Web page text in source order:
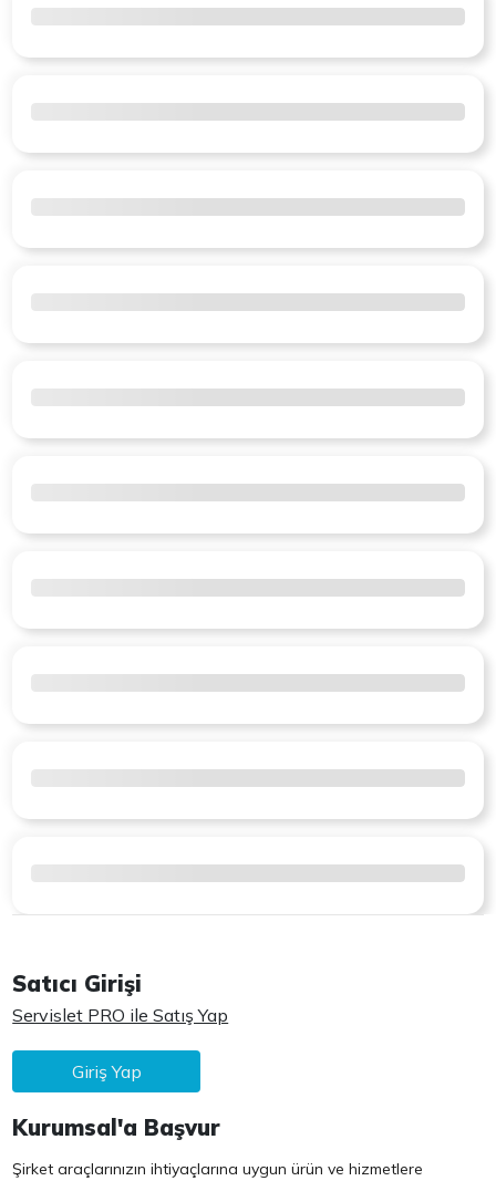
Satıcı Girişi
Servislet PRO ile Satış Yap
Giriş Yap
Kurumsal'a Başvur
Şirket araçlarınızın ihtiyaçlarına uygun ürün ve hizmetlere